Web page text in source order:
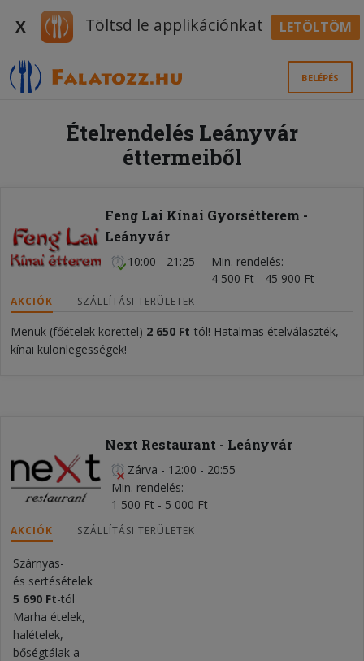
X Töltsd le applikációnkat LETÖLTÖM
BELÉPÉS
Ételrendelés Leányvár
éttermeiből
Feng Lai Kínai Gyorsétterem -
Leányvár
10:00 - 21:25
Min. rendelés
4 500 Ft - 45 900 Ft
AKCIÓK SZÁLLÍTÁSI TERÜLETEK
Menük (főételek körettel) 2 650 Ft-tól! Hatalmas ételválaszték,
kínai különlegességek!
Next Restaurant - Leányvár
Zárva - 12:00 - 20:55
Min. rendelés
1 500 Ft - 5 000 Ft
AKCIÓK SZÁLLÍTÁSI TERÜLETEK
Szárnyas-
és sertésételek
5 690 Ft-tól
Marha ételek,
halételek,
bőségtálak a